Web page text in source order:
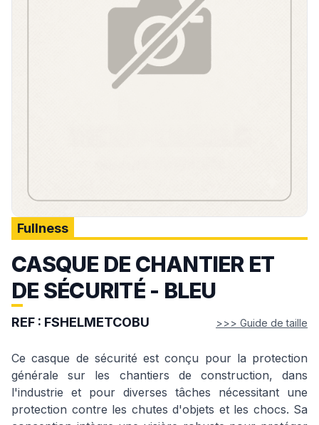
Fullness
CASQUE DE CHANTIER ET
DE SÉCURITÉ - BLEU
REF : FSHELMETCOBU >>> Guide de taille
Ce casque de sécurité est conçu pour la protection
générale sur les chantiers de construction, dans
l'industrie et pour diverses tâches nécessitant une
protection contre les chutes d'objets et les chocs. Sa